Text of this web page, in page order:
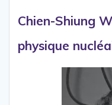
Chien-Shiung
physique